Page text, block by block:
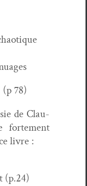
78)
de Clau­
forte­ment
livre :
(p.24)